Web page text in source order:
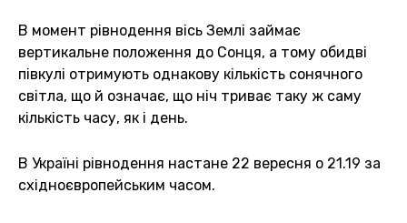
В момент рівнодення вісь Землі займає
вертикальне положення до Сонця, а тому обидві
півкулі отримують однакову кількість сонячного
світла, що й означає, що ніч триває таку ж саму
кількість часу, як і день.
В Україні рівнодення настане 22 вересня о 21.19 за
східноєвропейським часом.